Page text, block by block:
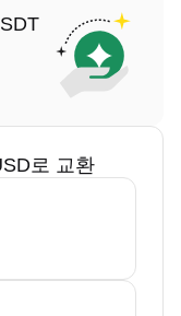
로 교환